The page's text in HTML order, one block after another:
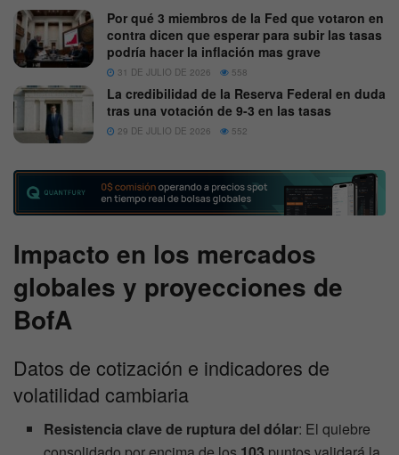
Por qué 3 miembros de la Fed que votaron en
contra dicen que esperar para subir las tasas
podría hacer la inflación mas grave
31 DE JULIO DE 2026 558
La credibilidad de la Reserva Federal en duda
tras una votación de 9-3 en las tasas
29 DE JULIO DE 2026 552
Impacto en los mercados
globales y proyecciones de
BofA
Datos de cotización e indicadores de
volatilidad cambiaria
Resistencia clave de ruptura del dólar: El quiebre